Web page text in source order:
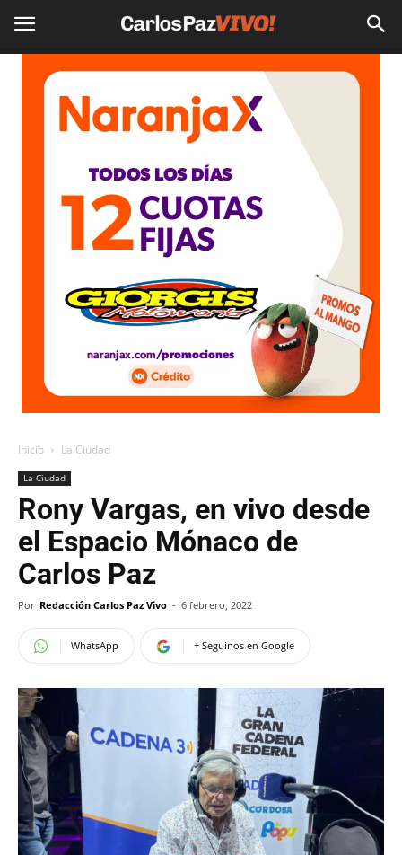
Inicio La Ciudad
La Ciudad
Rony Vargas, en vivo desde
el Espacio Mónaco de
Carlos Paz
Por Redacción Carlos Paz Vivo - 6 febrero, 2022
WhatsApp + Seguinos en Google